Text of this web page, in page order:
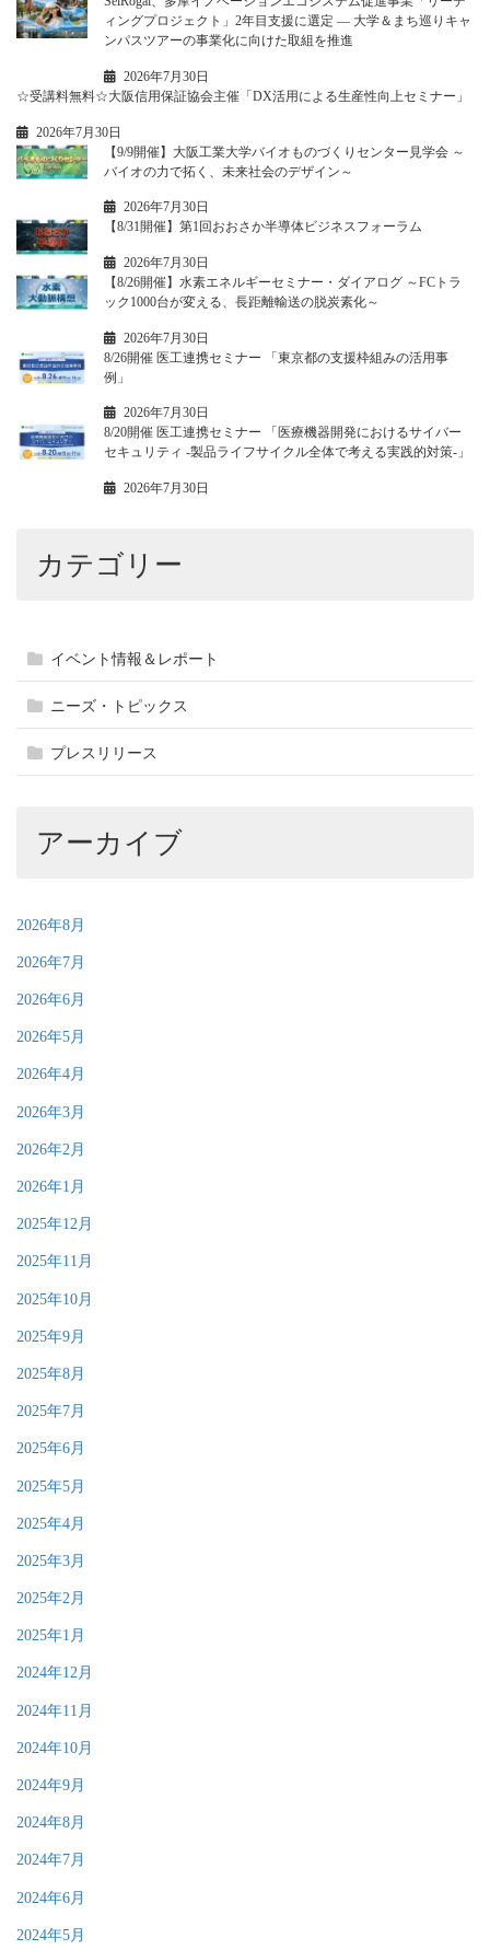
ィングプロジェクト」2年目支援に選定 ― 大学＆まち巡りキャ
ンパスツアーの事業化に向けた取組を推進
2026年7月30日
☆受講料無料☆大阪信用保証協会主催「DX活用による生産性向上セミナー」
2026年7月30日
【9/9開催】大阪工業大学バイオものづくりセンター見学会 ～
バイオの力で拓く、未来社会のデザイン～
2026年7月30日
【8/31開催】第1回おおさか半導体ビジネスフォーラム
2026年7月30日
【8/26開催】水素エネルギーセミナー・ダイアログ ～FCトラ
ック1000台が変える、長距離輸送の脱炭素化～
2026年7月30日
8/26開催 医工連携セミナー 「東京都の支援枠組みの活用事
例」
2026年7月30日
8/20開催 医工連携セミナー 「医療機器開発におけるサイバー
セキュリティ -製品ライフサイクル全体で考える実践的対策-」
2026年7月30日
カテゴリー
イベント情報＆レポート
ニーズ・トピックス
プレスリリース
アーカイブ
2026年8月
2026年7月
2026年6月
2026年5月
2026年4月
2026年3月
2026年2月
2026年1月
2025年12月
2025年11月
2025年10月
2025年9月
2025年8月
2025年7月
2025年6月
2025年5月
2025年4月
2025年3月
2025年2月
2025年1月
2024年12月
2024年11月
2024年10月
2024年9月
2024年8月
2024年7月
2024年6月
2024年5月